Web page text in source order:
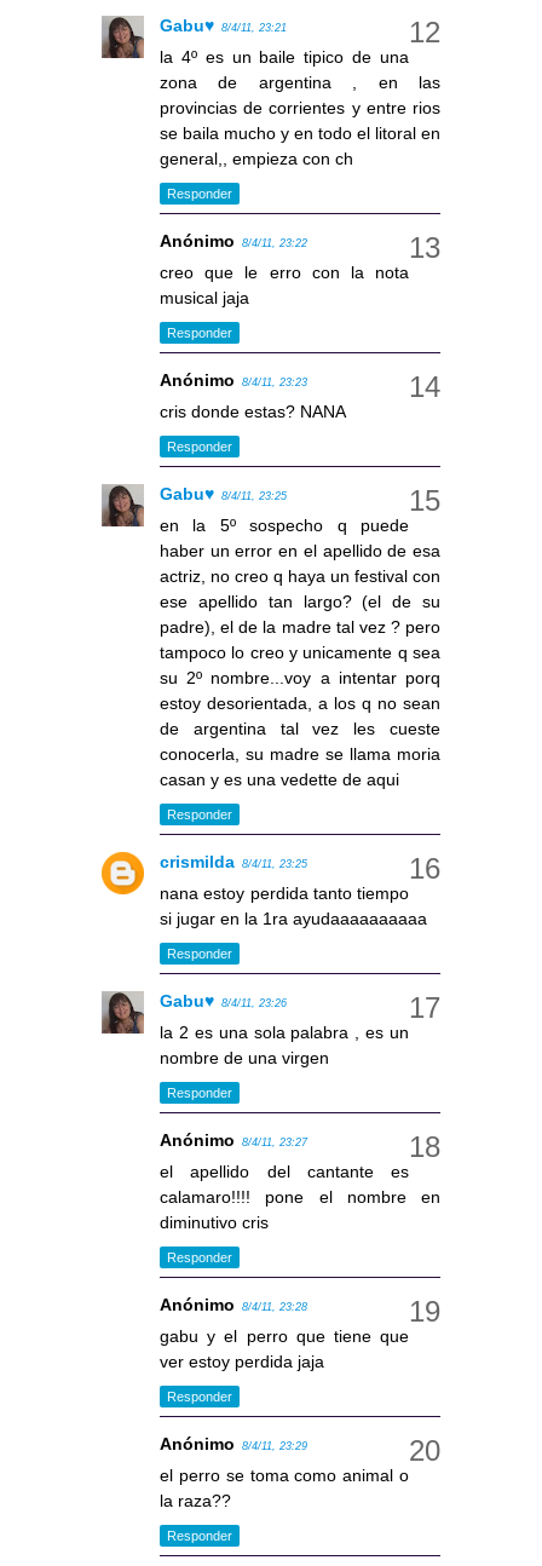
Gabu♥ 8/4/11, 23:21
la 4º es un baile tipico de una
zona de argentina , en las
provincias de corrientes y entre rios
se baila mucho y en todo el litoral en
general,, empieza con ch
Responder
Anónimo 8/4/11, 23:22
creo que le erro con la nota
musical jaja
Responder
Anónimo 8/4/11, 23:23
cris donde estas? NANA
Responder
Gabu♥ 8/4/11, 23:25
en la 5º sospecho q puede
haber un error en el apellido de esa
actriz, no creo q haya un festival con
ese apellido tan largo? (el de su
padre), el de la madre tal vez ? pero
tampoco lo creo y unicamente q sea
su 2º nombre...voy a intentar porq
estoy desorientada, a los q no sean
de argentina tal vez les cueste
conocerla, su madre se llama moria
casan y es una vedette de aqui
Responder
crismilda 8/4/11, 23:25
nana estoy perdida tanto tiempo
si jugar en la 1ra ayudaaaaaaaaaa
Responder
Gabu♥ 8/4/11, 23:26
la 2 es una sola palabra , es un
nombre de una virgen
Responder
Anónimo 8/4/11, 23:27
el apellido del cantante es
calamaro!!!! pone el nombre en
diminutivo cris
Responder
Anónimo 8/4/11, 23:28
gabu y el perro que tiene que
ver estoy perdida jaja
Responder
Anónimo 8/4/11, 23:29
el perro se toma como animal o
la raza??
Responder